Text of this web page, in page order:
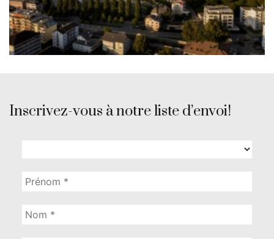
Inscrivez-vous à notre liste d’envoi!